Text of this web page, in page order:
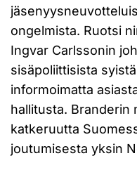
ongelmista. Ruotsi
Ingvar Carlssonin
sisäpoliittisista
informoimatta
hallitusta. Branderin
katkeruutta
joutumisesta yksin